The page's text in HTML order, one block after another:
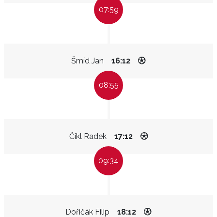
07:59
Šmíd Jan 16:12
08:55
Čikl Radek 17:12
09:34
Dořičák Filip 18:12